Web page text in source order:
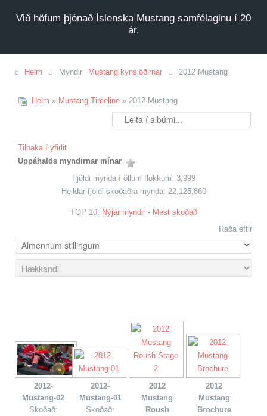
Við höfum þjónað Íslenska Mustang samfélaginu í 20
ár.
Heim Myndir Mustang kynslóðirnar 2012 Mustang
Heim » Mustang Timeline » 2012 Mustang
Tilbaka í yfirlit
Uppáhalds myndirnar mínar
Fjöldi mynda í öllum flokkum: 3,999
Heildar fjöldi skoðaðra mynda: 22,125,860
TOP 10: Nýjar myndir- Mest skoðað
Raða eftir
2012-
Mustang-02
Skoðað:
2012-
Mustang-01
Skoðað:
2012
Mustang
Roush
2012
Mustang
Brochure